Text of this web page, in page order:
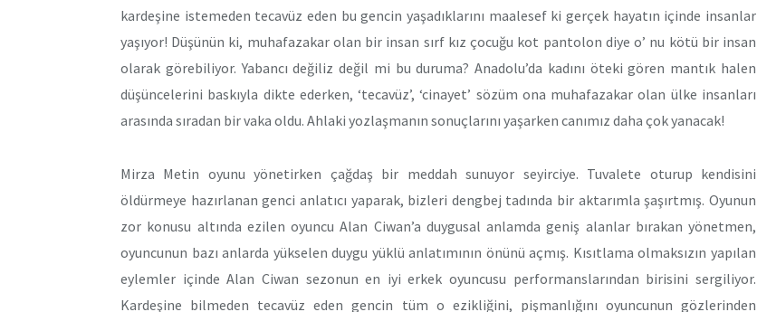
kardeşine istemeden tecavüz eden bu gencin yaşadıklarını maalesef ki gerçek hayatın içinde insanlar
yaşıyor! Düşünün ki, muhafazakar olan bir insan sırf kız çocuğu kot pantolon diye o’ nu kötü bir insan
olarak görebiliyor. Yabancı değiliz değil mi bu duruma? Anadolu’da kadını öteki gören mantık halen
düşüncelerini baskıyla dikte ederken, ‘tecavüz’, ‘cinayet’ sözüm ona muhafazakar olan ülke insanları
arasında sıradan bir vaka oldu. Ahlaki yozlaşmanın sonuçlarını yaşarken canımız daha çok yanacak!
Mirza Metin oyunu yönetirken çağdaş bir meddah sunuyor seyirciye. Tuvalete oturup kendisini
öldürmeye hazırlanan genci anlatıcı yaparak, bizleri dengbej tadında bir aktarımla şaşırtmış. Oyunun
zor konusu altında ezilen oyuncu Alan Ciwan’a duygusal anlamda geniş alanlar bırakan yönetmen,
oyuncunun bazı anlarda yükselen duygu yüklü anlatımının önünü açmış. Kısıtlama olmaksızın yapılan
eylemler içinde Alan Ciwan sezonun en iyi erkek oyuncusu performanslarından birisini sergiliyor.
Kardeşine bilmeden tecavüz eden gencin tüm o ezikliğini, pişmanlığını oyuncunun gözlerinden